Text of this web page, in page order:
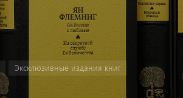
Эксклюзивные издания книг